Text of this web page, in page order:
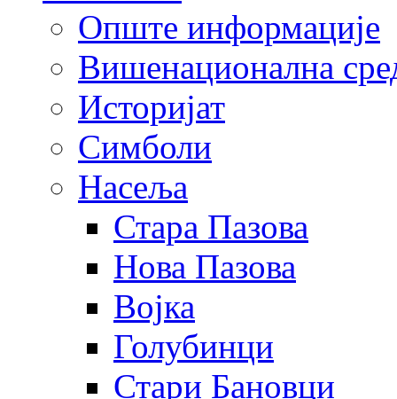
Опште информације
Вишенационална
Историјат
Симболи
Насеља
Стара Пазова
Нова Пазова
Војка
Голубинци
Стари Бановци